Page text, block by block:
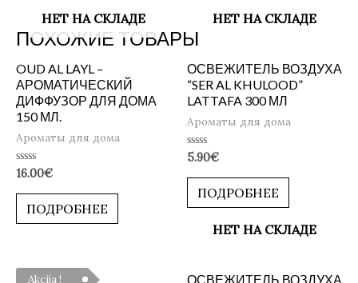
ПОХОЖИЕ ТОВАРЫ
НЕТ НА СКЛАДЕ
OUD AL LAYL –
АРОМАТИЧЕСКИЙ
ДИФФУЗОР ДЛЯ ДОМА
150 МЛ.
Ароматы для дома
Оценка
из
16.00€
ПОДРОБНЕЕ
НЕТ НА СКЛАДЕ
ОСВЕЖИТЕЛЬ ВОЗДУХА
“SER AL KHULOOD”
LATTAFA 300 МЛ
Ароматы для дома
Оценка
из
5.90€
ПОДРОБНЕЕ
Akcija !
НЕТ НА СКЛАДЕ
ОСВЕЖИТЕЛЬ ВОЗДУХА